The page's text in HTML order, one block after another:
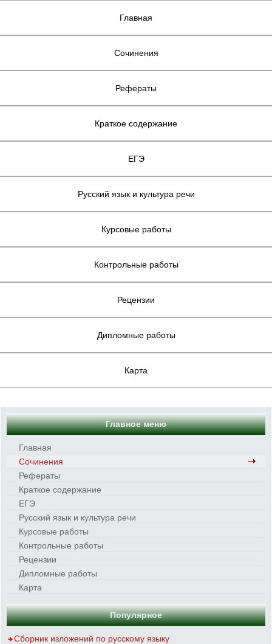
Главная
Сочинения
Рефераты
Краткое содержание
ЕГЭ
Русский язык и культура речи
Курсовые работы
Контрольные работы
Рецензии
Дипломные работы
Карта
Главное меню
Главная
Сочинения
Рефераты
Краткое содержание
ЕГЭ
Русский язык и культура речи
Курсовые работы
Контрольные работы
Рецензии
Дипломные работы
Карта
Популярное
Сборник изложений по русскому языку